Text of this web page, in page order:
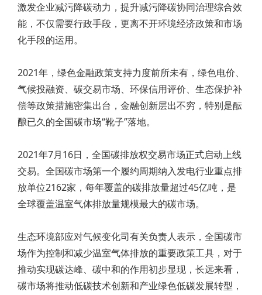
激发企业减污降碳动力，提升减污降碳协同治理综合效
能，不仅需要行政手段，更离不开环境经济政策和市场
化手段的运用。
2021年，绿色金融政策支持力度前所未有，绿色电价、
气候投融资、碳交易市场、环保信用评价、生态保护补
偿等政策措施密集出台，金融创新层出不穷，特别是酝
酿已久的全国碳市场“靴子”落地。
2021年7月16日，全国碳排放权交易市场正式启动上线
交易。全国碳市场第一个履约周期纳入发电行业重点排
放单位2162家，每年覆盖的碳排放量超过45亿吨，是
全球覆盖温室气体排放量规模最大的碳市场。
生态环境部应对气候变化司有关负责人表示，全国碳市
场作为控制和减少温室气体排放的重要政策工具，对于
推动实现碳达峰、碳中和的作用初步显现，长远来看，
碳市场将推动低碳技术创新和产业绿色低碳发展转型，